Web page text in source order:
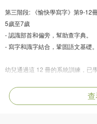
第三階段: 《愉快學寫字》第9-12
5歲至7歲
- 認識部首和偏旁，幫助查字典。
- 寫字和識字結合，鞏固語文基礎。
幼兒通過這 12 冊的系統訓練，已
叢書的內容編排既全面系統，又
兒「愉快學寫字，從此愛寫字」。